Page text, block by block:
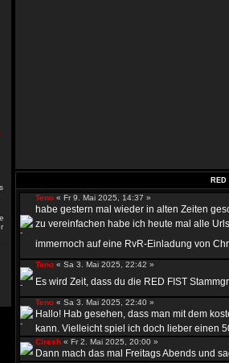
Teno « Fr 9. Mai 2025, 14:37 »
habe gestern mal wieder in alten Zeiten
zu vereinfachen habe ich heute mal alle
immernoch auf eine RvR-Einladung von
Teno « Sa 3. Mai 2025, 22:42 »
Es wird Zeit, dass du die RED FIST
Teno « Sa 3. Mai 2025, 22:40 »
Hallo! Hab gesehen, dass man mit dem
kann. Vielleicht spiel ich doch lieber einen
Ciresh « Fr 2. Mai 2025, 20:00 »
Dann mach das mal Freitags Abends und